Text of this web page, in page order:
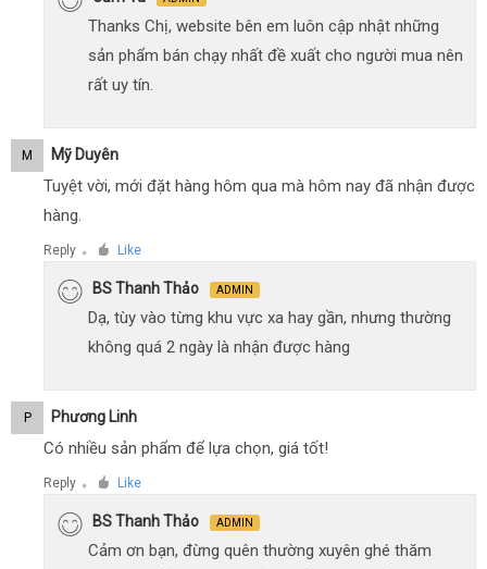
Thanks Chị, website bên em luôn cập nhật những
sản phẩm bán chạy nhất đề xuất cho người mua nên
rất uy tín.
M Mỹ Duyên
Tuyệt vời, mới đặt hàng hôm qua mà hôm nay đã nhận được
hàng.
Reply ● Like
BS Thanh Thảo ADMIN
Dạ, tùy vào từng khu vực xa hay gần, nhưng thường
không quá 2 ngày là nhận được hàng
P Phương Linh
Có nhiều sản phẩm để lựa chọn, giá tốt!
Reply ● Like
BS Thanh Thảo ADMIN
Cảm ơn bạn, đừng quên thường xuyên ghé thăm